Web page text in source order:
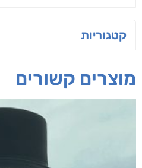
קטגוריות
מוצרים קשורים